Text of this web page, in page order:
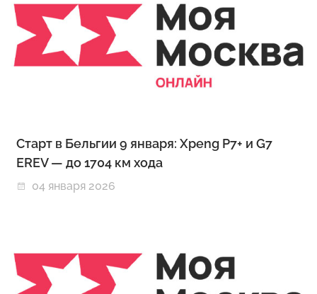
Старт в Бельгии 9 января: Xpeng P7+ и G7
EREV — до 1704 км хода
04 января 2026